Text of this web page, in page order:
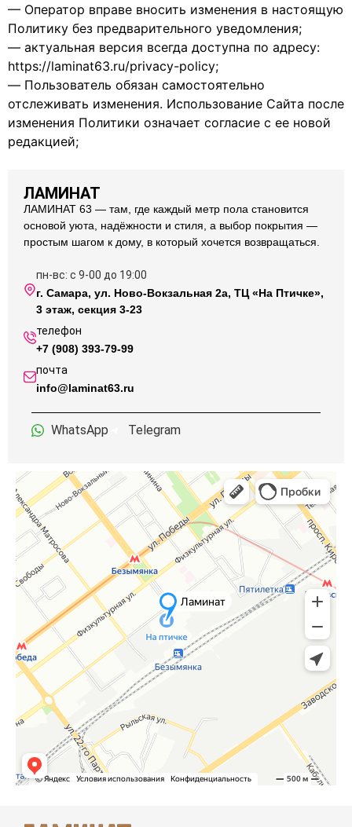
— Оператор вправе вносить изменения в настоящую
Политику без предварительного уведомления;
— актуальная версия всегда доступна по адресу:
https://laminat63.ru/privacy-policy;
— Пользователь обязан самостоятельно
отслеживать изменения. Использование Сайта после
изменения Политики означает согласие с ее новой
редакцией;
ЛАМИНАТ
ЛАМИНАТ 63 — там, где каждый метр пола становится
основой уюта, надёжности и стиля, а выбор покрытия —
простым шагом к дому, в который хочется возвращаться.
пн-вс: с 9-00 до 19:00
г. Самара, ул. Ново-Вокзальная 2а, ТЦ «На Птичке»,
3 этаж, секция 3-23
телефон
+7 (908) 393-79-99
почта
info@laminat63.ru
WhatsApp Telegram